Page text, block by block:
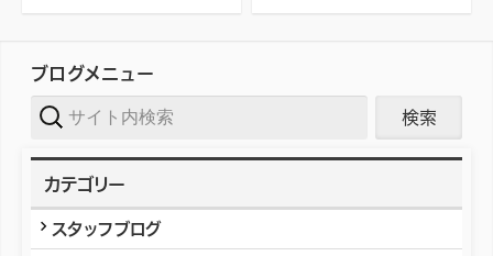
ブログメニュー
サイト内検
カテゴリー
スタッフブログ